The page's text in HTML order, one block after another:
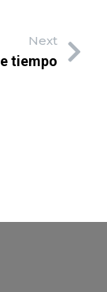
Next
tiempo